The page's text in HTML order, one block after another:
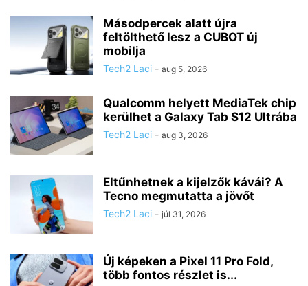
Másodpercek alatt újra
feltölthető lesz a CUBOT új
mobilja
Tech2 Laci - aug 5, 2026
Qualcomm helyett MediaTek chip
kerülhet a Galaxy Tab S12 Ultrába
Tech2 Laci - aug 3, 2026
Eltűnhetnek a kijelzők kávái? A
Tecno megmutatta a jövőt
Tech2 Laci - júl 31, 2026
Új képeken a Pixel 11 Pro Fold,
több fontos részlet is...